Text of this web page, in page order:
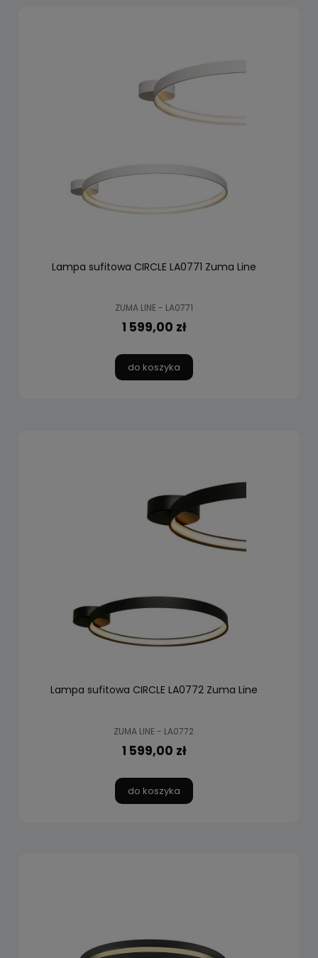
Lampa sufitowa CIRCLE LA0771 Zuma Line
ZUMA LINE - LA0771
1 599,00 zł
do koszyka
Lampa sufitowa CIRCLE LA0772 Zuma Line
ZUMA LINE - LA0772
1 599,00 zł
do koszyka